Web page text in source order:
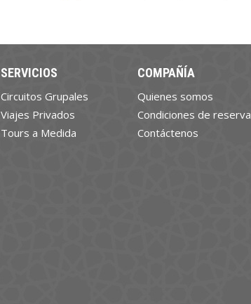
SERVICIOS
Circuitos Grupales
Viajes Privados
Tours a Medida
COMPAÑÍA
Quienes somos
Condiciones de reserva
Contáctenos